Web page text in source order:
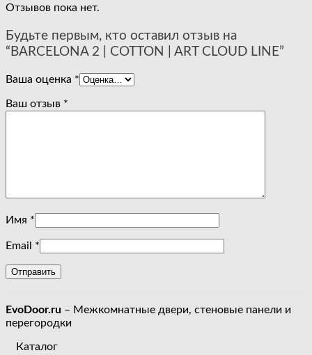
Отзывов пока нет.
Будьте первым, кто оставил отзыв на
“BARCELONA 2 | COTTON | ART CLOUD LINE”
Ваша оценка *
Ваш отзыв *
Имя *
Email *
EvoDoor.ru – Межкомнатные двери, стеновые панели и
перегородки
Каталог